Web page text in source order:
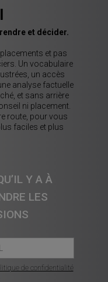
et décider.
et pas
Un vocabulaire
un accès
analyse factuelle
et sans arrière
ni placement.
route, pour vous
faciles et plus
Y A À
LES
de confidentialité